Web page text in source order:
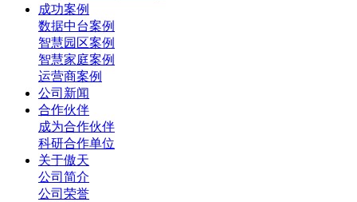
成功案例
数据中台案例
智慧园区案例
智慧家庭案例
运营商案例
公司新闻
合作伙伴
成为合作伙伴
科研合作单位
关于傲天
公司简介
公司荣誉